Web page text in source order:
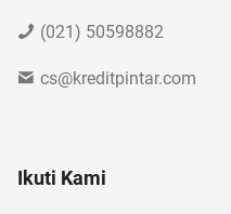
(021) 50598882
cs@kreditpintar.com
Ikuti Kami